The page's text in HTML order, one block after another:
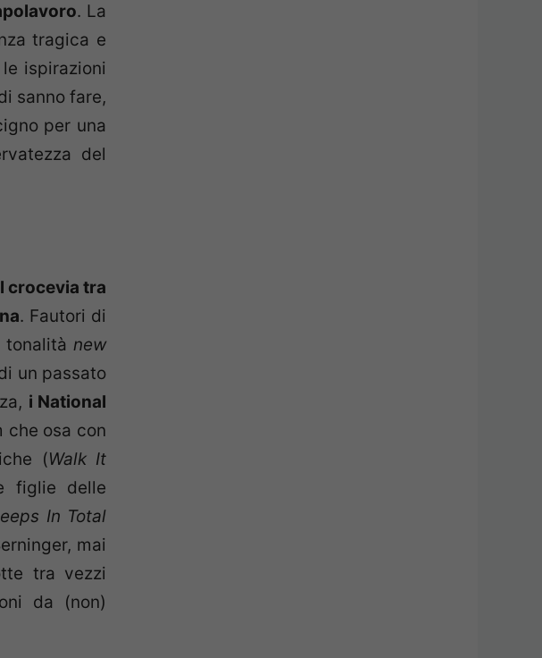
. La
tragica e
ispirazioni
sanno fare,
per una
del
crocevia tra
. Fautori di
new
un passato
i National
che osa con
(Walk It
figlie delle
In Total
mai
tra vezzi
da (non)